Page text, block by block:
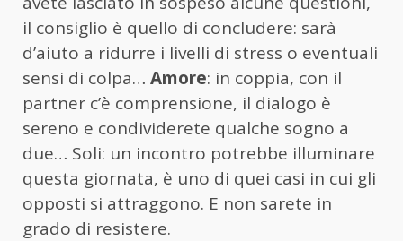
il consiglio è quello di concludere: sarà
d’aiuto a ridurre i livelli di stress o eventuali
sensi di colpa… Amore: in coppia, con il
partner c’è comprensione, il dialogo è
sereno e condividerete qualche sogno a
due… Soli: un incontro potrebbe illuminare
questa giornata, è uno di quei casi in cui gli
opposti si attraggono. E non sarete in
grado di resistere.